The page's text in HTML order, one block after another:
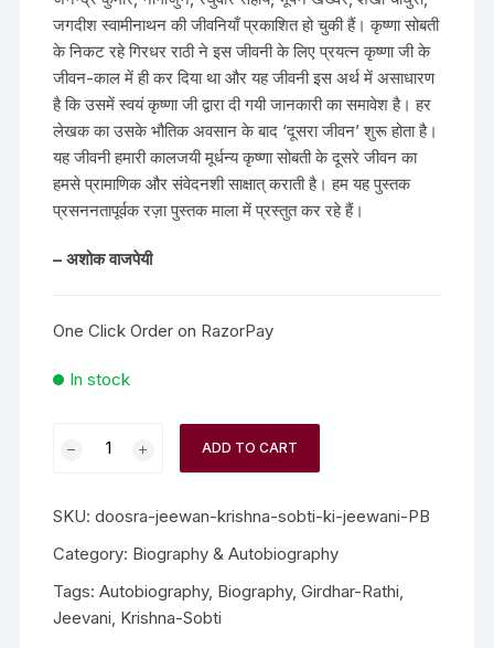
जगदीश स्वामीनाथन की जीवनियाँ प्रकाशित हो चुकी हैं। कृष्णा सोबती
के निकट रहे गिरधर राठी ने इस जीवनी के लिए प्रयत्न कृष्णा जी के
जीवन-काल में ही कर दिया था और यह जीवनी इस अर्थ में असाधारण
है कि उसमें स्वयं कृष्णा जी द्वारा दी गयी जानकारी का समावेश है। हर
लेखक का उसके भौतिक अवसान के बाद ‘दूसरा जीवन’ शुरू होता है।
यह जीवनी हमारी कालजयी मूर्धन्य कृष्णा सोबती के दूसरे जीवन का
हमसे प्रामाणिक और संवेदनशी साक्षात्‌ कराती है। हम यह पुस्तक
प्रसननतापूर्वक रज़ा पुस्तक माला में प्रस्तुत कर रहे हैं।
– अशोक वाजपेयी
One Click Order on RazorPay
In stock
ADD TO CART
SKU:doosra-jeewan-krishna-sobti-ki-jeewani-PB
Category: Biography & Autobiography
Tags:Autobiography, Biography,Girdhar-Rathi
Jeevani Krishna-Sobti